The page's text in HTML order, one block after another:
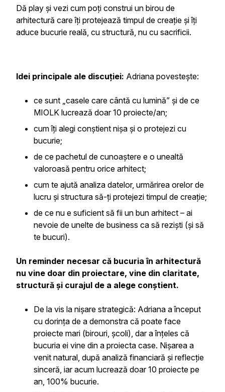
Dă play și vezi cum poți construi un birou de
arhitectură care îți protejează timpul de creație și îți
aduce bucurie reală, cu structură, nu cu sacrificii.
Idei principale ale discuției: Adriana povestește:
ce sunt „casele care cântă cu lumină” și de ce
MIOLK lucrează doar 10 proiecte/an;
cum îți alegi conștient nișa și o protejezi cu
bucurie;
de ce pachetul de cunoaștere e o unealtă
valoroasă pentru orice arhitect;
cum te ajută analiza datelor, urmărirea orelor de
lucru și structura să-ți protejezi timpul de creație;
de ce nu e suficient să fii un bun arhitect – ai
nevoie de unelte de business ca să reziști (și să
te bucuri).
Un reminder necesar că bucuria în arhitectură
nu vine doar din proiectare, vine din claritate,
structură și curajul de a alege conștient.
De la vis la nișare strategică: Adriana a început
cu dorința de a demonstra că poate face
proiecte mari (birouri, școli), dar a înțeles că
bucuria ei vine din a proiecta case. Nișarea a
venit natural, după analiză financiară și reflecție
sinceră, iar acum lucrează doar 10 proiecte pe
an, 100% bucurie.